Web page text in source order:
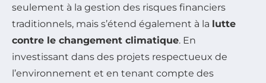
seulement à la gestion des risques financiers
traditionnels, mais s’étend également à la lutte
contre le changement climatique. En
investissant dans des projets respectueux de
l’environnement et en tenant compte des